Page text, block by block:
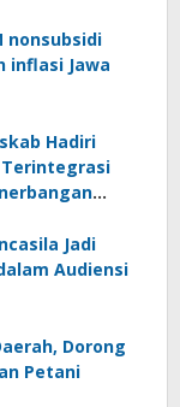
nonsubsidi
inflasi Jawa
Hadiri
Terintegrasi
Jadi
Audiensi
Dorong
Petani